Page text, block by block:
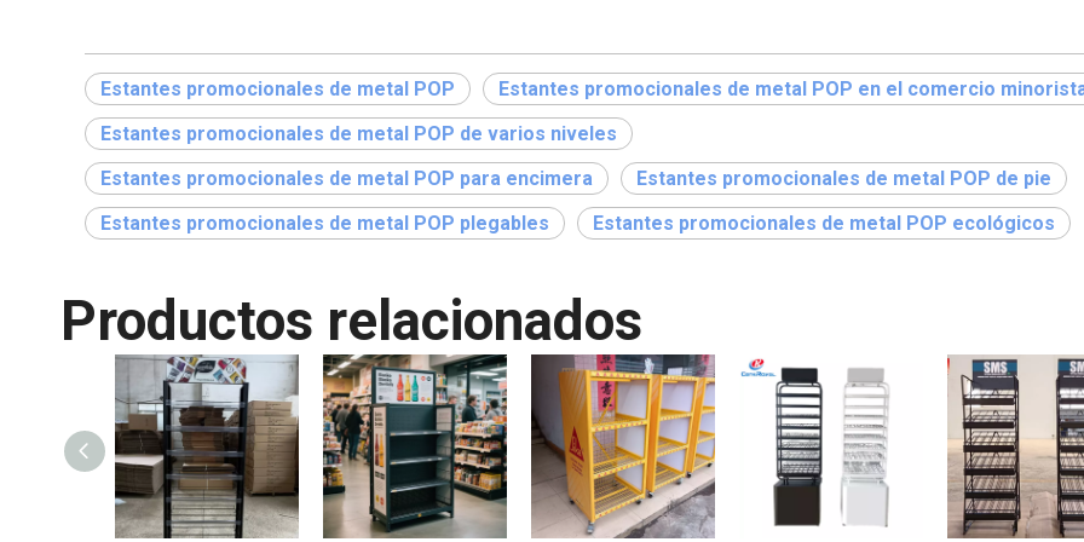
Estantes promocionales de metal POP
Estantes promocionales de metal POP en el comercio
Estantes promocionales de metal POP de varios niveles
Estantes promocionales de metal POP para encimera
Estantes promocionales de metal POP de pie
Estantes promocionales de metal POP plegables
Estantes promocionales de metal POP ecológicos
Productos relacionados